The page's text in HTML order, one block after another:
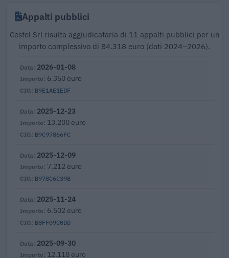
Appalti pubblici
Cestel Srl risulta aggiudicataria di 11 appalti pubblici per un
importo complessivo di 84.318 euro (dati 2024–2026).
B9E1AE1EDF
2026-01-08
6.350 euro
B9C97866FC
2025-12-23
13.200 euro
B978C6C39B
2025-12-09
7.212 euro
B8FF09C0DD
2025-11-24
6.502 euro
2025-09-30
12.118 euro